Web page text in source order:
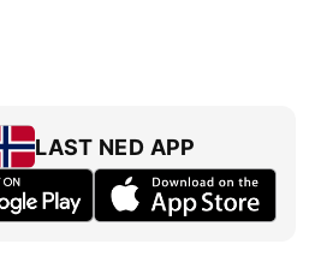
LAST NED APP